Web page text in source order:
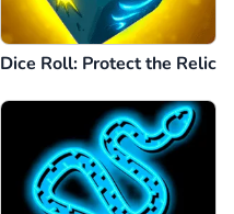
Dice Roll: Protect the Relic